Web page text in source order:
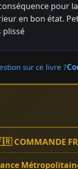
pour
en bon état.
plissé
sur ce livre ?
COMMANDE